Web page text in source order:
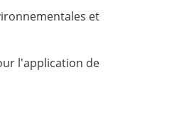
et
l'application de